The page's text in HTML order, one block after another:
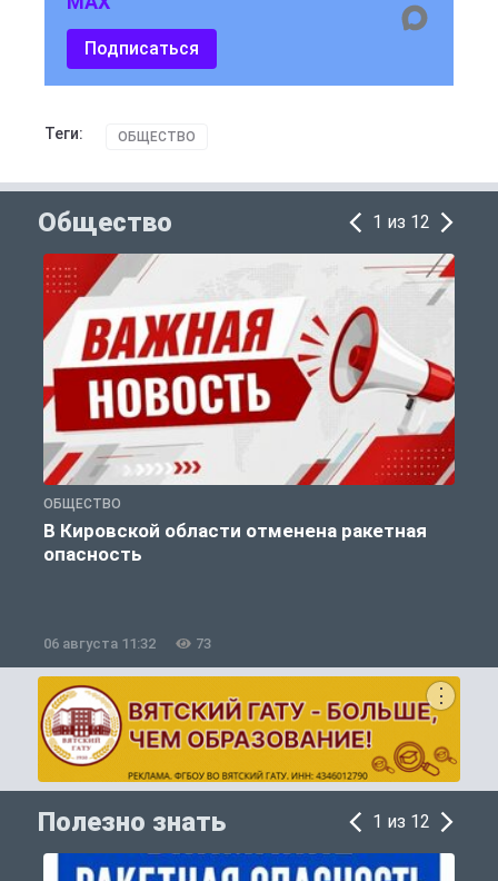
Подписаться
Теги: ОБЩЕСТВО
Общество 1 из 12
ОБЩЕСТВО
В Кировской области отменена ракетная
опасность
06 августа 11:32 73
Полезно знать 1 из 12